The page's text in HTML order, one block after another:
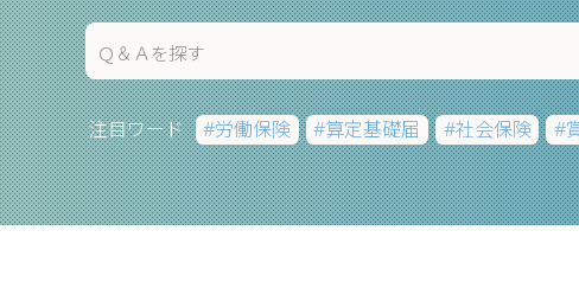
注目ワード 労働保険 算定基礎届 社会保険